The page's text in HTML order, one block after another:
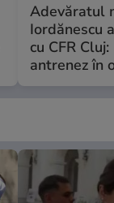
Adevăratul
Iordănescu
cu CFR
antrenez în